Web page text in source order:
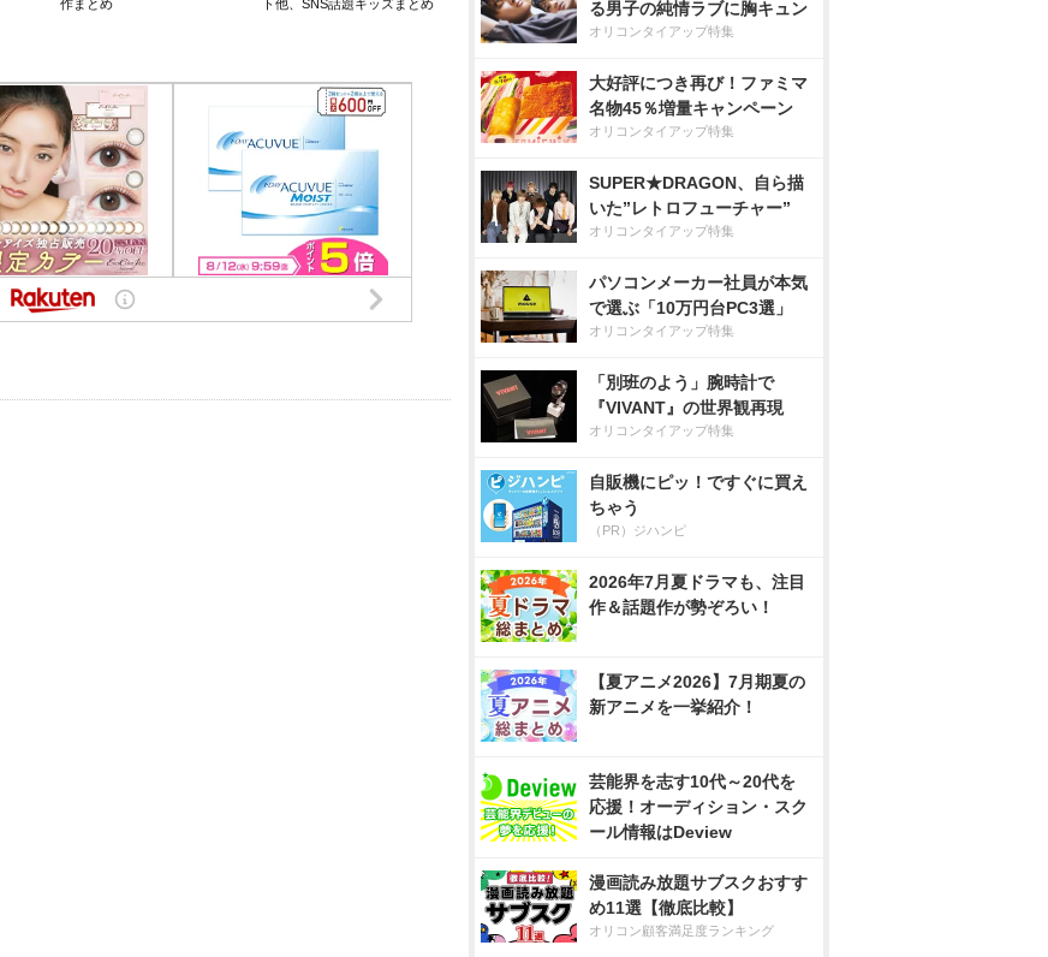
作まとめ
ト他、SNS話題キッズまとめ
る男子の純情ラブに胸キュン
オリコンタイアップ特集
大好評につき再び！ファミマ
名物45％増量キャンペーン
オリコンタイアップ特集
SUPER★DRAGON、自ら描
いた”レトロフューチャー”
オリコンタイアップ特集
パソコンメーカー社員が本気
で選ぶ「10万円台PC3選」
オリコンタイアップ特集
「別班のよう」腕時計で
『VIVANT』の世界観再現
オリコンタイアップ特集
自販機にピッ！ですぐに買え
ちゃう
（PR）ジハンピ
2026年7月夏ドラマも、注目
作＆話題作が勢ぞろい！
【夏アニメ2026】7月期夏の
新アニメを一挙紹介！
芸能界を志す10代～20代を
応援！オーディション・スク
ール情報はDeview
漫画読み放題サブスクおすす
め11選【徹底比較】
オリコン顧客満足度ランキング